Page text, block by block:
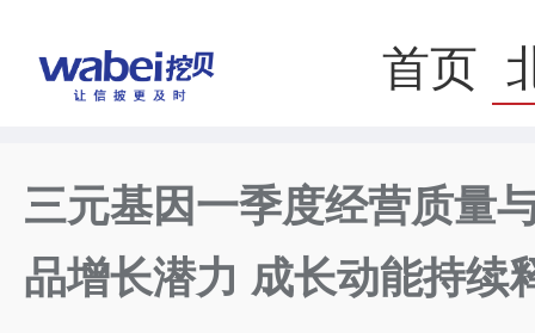
首页
三元基因一季度经营质量
品增长潜力 成长动能持续